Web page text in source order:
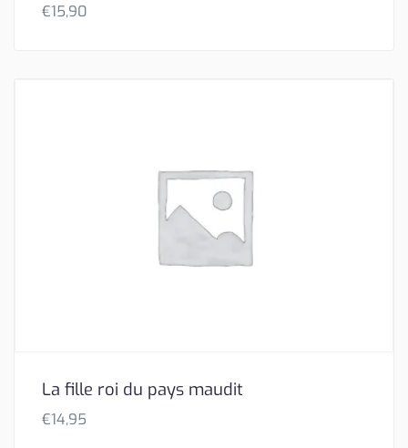
€15,90
La fille roi du pays maudit
€14,95